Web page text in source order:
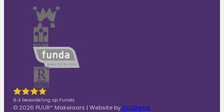
9.4 beoordeling op Funda
© 2026 PUUR* Makelaars | Website byAQ Digital